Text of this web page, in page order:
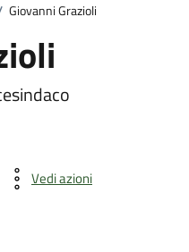
Giovanni Grazioli
Vedi azioni